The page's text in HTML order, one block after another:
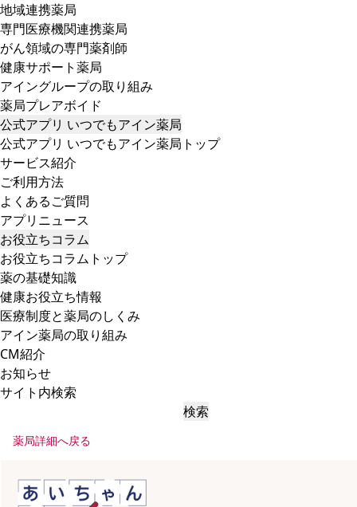
地域連携薬局
専門医療機関連携薬局
がん領域の専門薬剤師
健康サポート薬局
アイングループの取り組み
薬局プレアボイド
公式アプリ いつでもアイン薬局
公式アプリ いつでもアイン薬局トップ
サービス紹介
ご利用方法
よくあるご質問
アプリニュース
お役立ちコラム
お役立ちコラムトップ
薬の基礎知識
健康お役立ち情報
医療制度と薬局のしくみ
アイン薬局の取り組み
CM紹介
お知らせ
サイト内検索
検索
薬局詳細へ戻る